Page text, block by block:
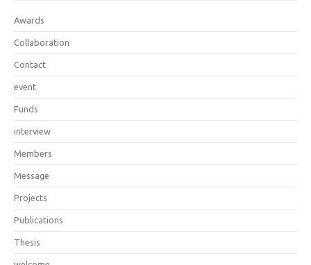
Awards
Collaboration
Contact
event
Funds
interview
Members
Message
Projects
Publications
Thesis